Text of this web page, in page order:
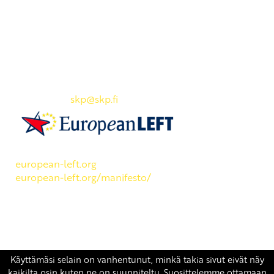
skp@skp.fi
european-left.org
european-left.org/manifesto/